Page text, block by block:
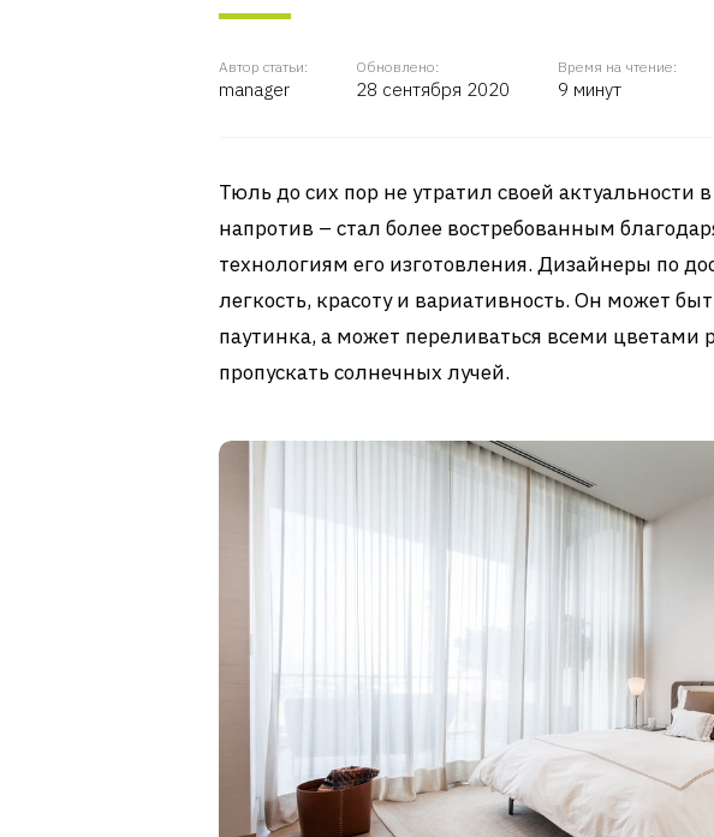
Автор статьи:
manager
Обновлено:
28 сентября 2020
Время на чтение:
9 минут
Тюль до сих пор не утратил своей
напротив – стал более востребованным
технологиям его изготовления. Дизайнеры по
легкость, красоту и вариативность. Он может
паутинка, а может переливаться всеми цветами
пропускать солнечных лучей.